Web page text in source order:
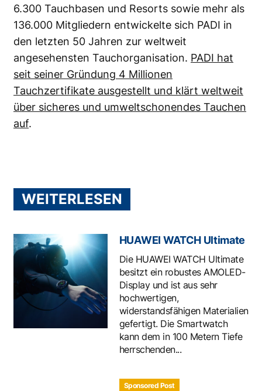
6.300 Tauchbasen und Resorts sowie mehr als
136.000 Mitgliedern entwickelte sich PADI in
den letzten 50 Jahren zur weltweit
angesehensten Tauchorganisation. PADI hat
seit seiner Gründung 4 Millionen
Tauchzertifikate ausgestellt und klärt weltweit
über sicheres und umweltschonendes Tauchen
auf.
WEITERLESEN
HUAWEI WATCH Ultimate
Die HUAWEI WATCH Ultimate
besitzt ein robustes AMOLED-
Display und ist aus sehr
hochwertigen,
widerstandsfähigen Materialien
gefertigt. Die Smartwatch
kann dem in 100 Metern Tiefe
herrschenden...
Sponsored Post